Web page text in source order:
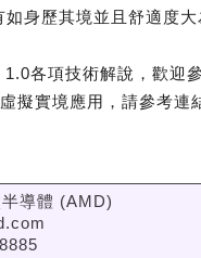
身歷其境並且舒適度大
各項技術解說，歡迎參
擬實境應用，請參考
導體 (AMD)